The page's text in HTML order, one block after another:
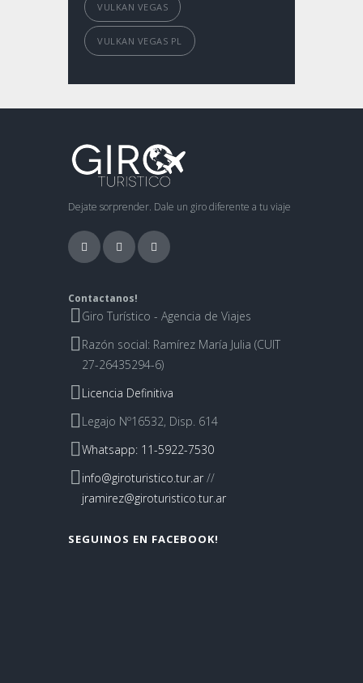
VULKAN VEGAS
VULKAN VEGAS PL
Dejate sorprender. Dale un giro diferente a tu viaje
Contactanos!
Giro Turístico - Agencia de Viajes
Razón social: Ramírez María Julia (CUIT
27-26435294-6)
Licencia Definitiva
Legajo Nº16532, Disp. 614
Whatsapp: 11-5922-7530
info@giroturistico.tur.ar //
jramirez@giroturistico.tur.ar
SEGUINOS EN FACEBOOK!